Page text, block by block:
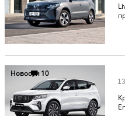
Новости10